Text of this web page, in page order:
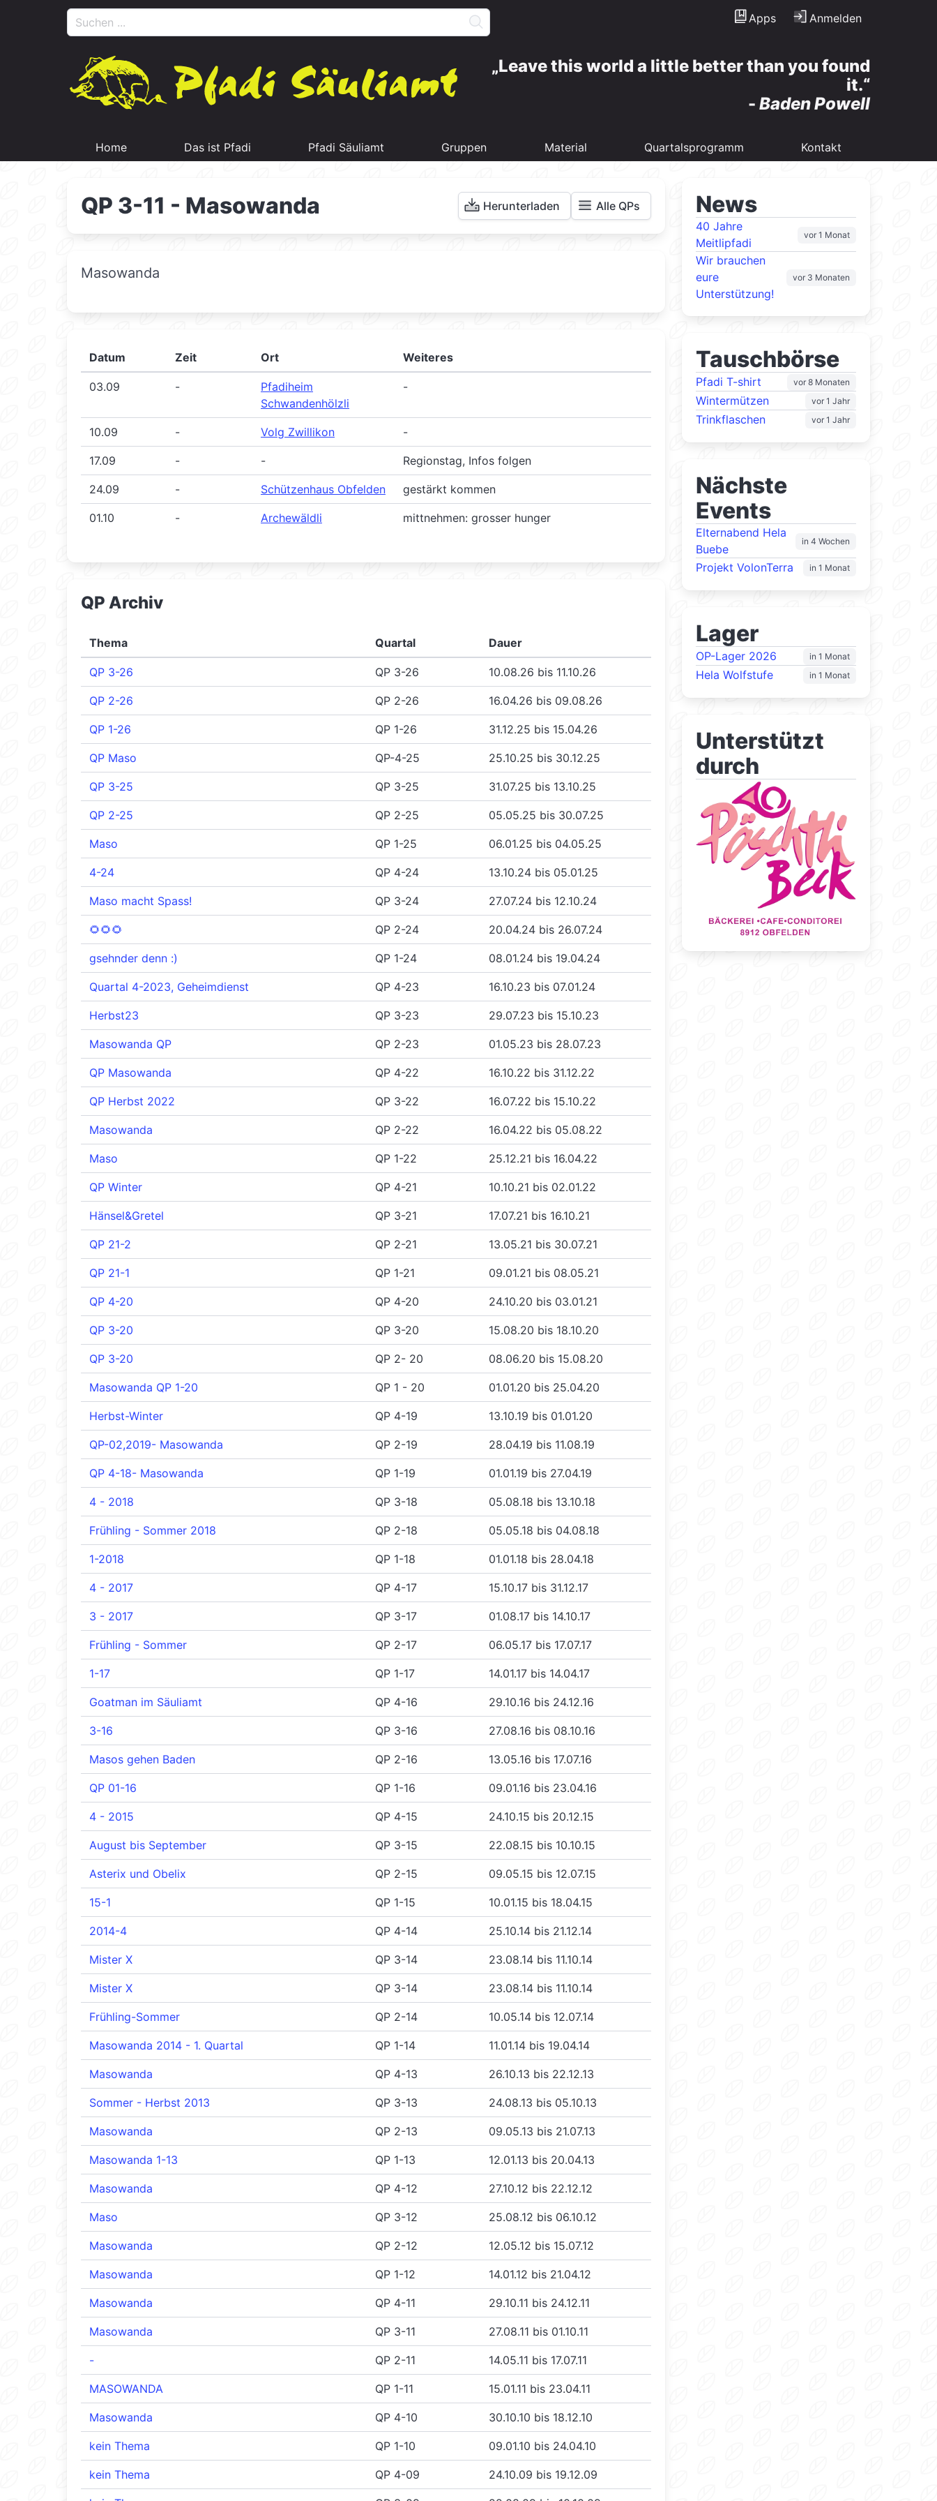
Apps Anmelden
Leave this world a little better than you found
it.
- Baden Powell
Home Das ist Pfadi Pfadi Säuliamt Gruppen Material Quartalsprogramm Kontakt
QP 3-11 - Masowanda Herunterladen Alle QPs
Masowanda
Datum Zeit Ort Weiteres
03.09 -
Pfadiheim
Schwandenhölzli
-
10.09 - Volg Zwillikon -
17.09 - - Regionstag, Infos folgen
24.09 - Schützenhaus Obfelden gestärkt kommen
01.10 - Archewäldli mittnehmen: grosser hunger
QP Archiv
Thema Quartal Dauer
QP 3-26 QP 3-26 10.08.26 bis 11.10.26
QP 2-26 QP 2-26 16.04.26 bis 09.08.26
QP 1-26 QP 1-26 31.12.25 bis 15.04.26
QP Maso QP-4-25 25.10.25 bis 30.12.25
QP 3-25 QP 3-25 31.07.25 bis 13.10.25
QP 2-25 QP 2-25 05.05.25 bis 30.07.25
Maso QP 1-25 06.01.25 bis 04.05.25
4-24 QP 4-24 13.10.24 bis 05.01.25
Maso macht Spass! QP 3-24 27.07.24 bis 12.10.24
🌻🌻🌻 QP 2-24 20.04.24 bis 26.07.24
gsehnder denn :) QP 1-24 08.01.24 bis 19.04.24
Quartal 4-2023, Geheimdienst QP 4-23 16.10.23 bis 07.01.24
Herbst23 QP 3-23 29.07.23 bis 15.10.23
Masowanda QP QP 2-23 01.05.23 bis 28.07.23
QP Masowanda QP 4-22 16.10.22 bis 31.12.22
QP Herbst 2022 QP 3-22 16.07.22 bis 15.10.22
Masowanda QP 2-22 16.04.22 bis 05.08.22
Maso QP 1-22 25.12.21 bis 16.04.22
QP Winter QP 4-21 10.10.21 bis 02.01.22
Hänsel&Gretel QP 3-21 17.07.21 bis 16.10.21
QP 21-2 QP 2-21 13.05.21 bis 30.07.21
QP 21-1 QP 1-21 09.01.21 bis 08.05.21
QP 4-20 QP 4-20 24.10.20 bis 03.01.21
QP 3-20 QP 3-20 15.08.20 bis 18.10.20
QP 3-20 QP 2- 20 08.06.20 bis 15.08.20
Masowanda QP 1-20 QP 1 - 20 01.01.20 bis 25.04.20
Herbst-Winter QP 4-19 13.10.19 bis 01.01.20
QP-02,2019- Masowanda QP 2-19 28.04.19 bis 11.08.19
QP 4-18- Masowanda QP 1-19 01.01.19 bis 27.04.19
4 - 2018 QP 3-18 05.08.18 bis 13.10.18
Frühling - Sommer 2018 QP 2-18 05.05.18 bis 04.08.18
1-2018 QP 1-18 01.01.18 bis 28.04.18
4 - 2017 QP 4-17 15.10.17 bis 31.12.17
3 - 2017 QP 3-17 01.08.17 bis 14.10.17
Frühling - Sommer QP 2-17 06.05.17 bis 17.07.17
1-17 QP 1-17 14.01.17 bis 14.04.17
Goatman im Säuliamt QP 4-16 29.10.16 bis 24.12.16
3-16 QP 3-16 27.08.16 bis 08.10.16
Masos gehen Baden QP 2-16 13.05.16 bis 17.07.16
QP 01-16 QP 1-16 09.01.16 bis 23.04.16
4 - 2015 QP 4-15 24.10.15 bis 20.12.15
August bis September QP 3-15 22.08.15 bis 10.10.15
Asterix und Obelix QP 2-15 09.05.15 bis 12.07.15
15-1 QP 1-15 10.01.15 bis 18.04.15
2014-4 QP 4-14 25.10.14 bis 21.12.14
Mister X QP 3-14 23.08.14 bis 11.10.14
Mister X QP 3-14 23.08.14 bis 11.10.14
Frühling-Sommer QP 2-14 10.05.14 bis 12.07.14
Masowanda 2014 - 1. Quartal QP 1-14 11.01.14 bis 19.04.14
Masowanda QP 4-13 26.10.13 bis 22.12.13
Sommer - Herbst 2013 QP 3-13 24.08.13 bis 05.10.13
Masowanda QP 2-13 09.05.13 bis 21.07.13
Masowanda 1-13 QP 1-13 12.01.13 bis 20.04.13
Masowanda QP 4-12 27.10.12 bis 22.12.12
Maso QP 3-12 25.08.12 bis 06.10.12
Masowanda QP 2-12 12.05.12 bis 15.07.12
Masowanda QP 1-12 14.01.12 bis 21.04.12
Masowanda QP 4-11 29.10.11 bis 24.12.11
Masowanda QP 3-11 27.08.11 bis 01.10.11
- QP 2-11 14.05.11 bis 17.07.11
MASOWANDA QP 1-11 15.01.11 bis 23.04.11
Masowanda QP 4-10 30.10.10 bis 18.12.10
kein Thema QP 1-10 09.01.10 bis 24.04.10
kein Thema QP 4-09 24.10.09 bis 19.12.09
News
40 Jahre
Meitlipfadi
vor 1 Monat
Wir brauchen
eure
Unterstützung!
vor 3 Monaten
Tauschbörse
Pfadi T-shirt vor 8 Monaten
Wintermützen vor 1 Jahr
Trinkflaschen vor 1 Jahr
Nächste
Events
Elternabend Hela
Buebe
in 4 Wochen
Projekt VolonTerra in 1 Monat
Lager
OP-Lager 2026 in 1 Monat
Hela Wolfstufe in 1 Monat
Unterstützt
durch